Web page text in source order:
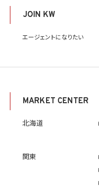
報の主体である個人（以下「本人」と
することについて同意を撤回し又は
ず、利用目的の達成に必要な範囲を
(1) 法令に基づく場合
(2) 人の生命、身体又は財産の保護
て、本人の同意を得ることが困難であ
行することに対して協力する必要が
事務の遂行に支障を及ぼすおそれが
JOIN KW
エージェントになりたい
MARKET CENTER
北海道
関東